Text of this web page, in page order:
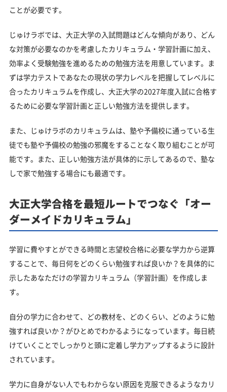
ことが必要です。
じゅけラボでは、大正大学の入試問題はどんな傾向があり、どん
な対策が必要なのかを考慮したカリキュラム・学習計画に加え、
効率よく受験勉強を進めるための勉強方法を用意しています。ま
ずは学力テストであなたの現状の学力レベルを把握してレベルに
合ったカリキュラムを作成し、大正大学の2027年度入試に合格す
るために必要な学習計画と正しい勉強方法を提供します。
また、じゅけラボのカリキュラムは、塾や予備校に通っている生
徒でも塾や予備校の勉強の邪魔をすることなく取り組むことが可
能です。また、正しい勉強方法が具体的に示してあるので、塾な
しで家で勉強する場合にも最適です。
大正大学合格を最短ルートでつなぐ「オー
ダーメイドカリキュラム」
学習に費やすとができる時間と志望校合格に必要な学力から逆算
することで、毎日何をどのくらい勉強すれば良いか？を具体的に
示したあなただけの学習カリキュラム（学習計画）を作成しま
す。
自分の学力に合わせて、どの教材を、どのくらい、どのように勉
強すれば良いか？がひとめでわかるようになっています。毎日続
けていくことでしっかりと頭に定着し学力アップするように設計
されています。
学力に自身がない人でもわからない原因を克服できるようなカリ